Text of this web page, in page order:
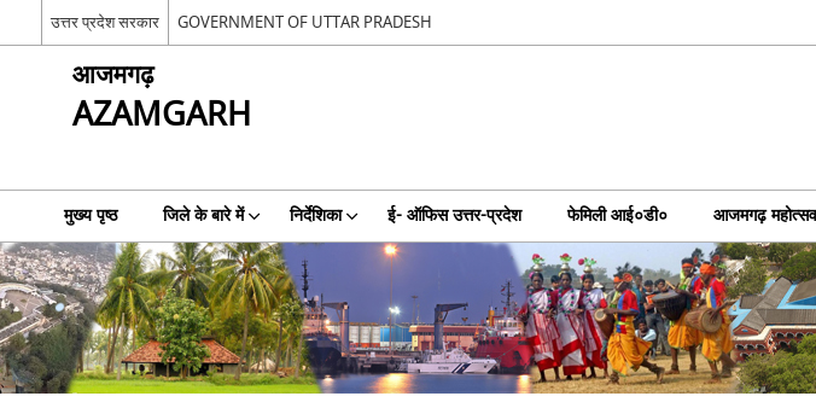
उत्तर प्रदेश सरकार GOVERNMENT OF UTTAR PRADESH
आजमगढ़
AZAMGARH
मुख्य पृष्ठ जिले के बारे में निर्देशिका ई- ऑफिस उत्तर-प्रदेश फेमिली आई०डी० आजमगढ़